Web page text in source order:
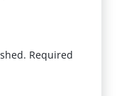
Required